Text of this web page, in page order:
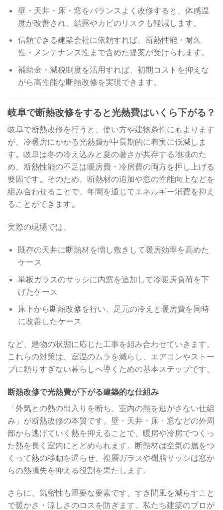
壁・天井・床・窓をバランスよく改修すると、体感温
度が改善され、結露やカビのリスクも軽減します。
信頼できる建築会社に依頼すれば、断熱性能・耐久
性・メンテナンス性まで含めた提案が受けられます。
補助金・減税制度を活用すれば、初期コストを抑えな
がら高性能な断熱改修を実現できます。
岐阜で断熱改修をすると光熱費はいくら下がる？
岐阜で断熱改修を行うと、使い方や建物条件にもよります
が、冷暖房にかかる光熱費が中長期的に着実に低減しま
す。岐阜は冬の冷え込みと夏の暑さが共存する地域のた
め、断熱性能の不足は暖房費・冷房費の両方を押し上げる
要因です。そのため、断熱材の追加や窓の性能向上などを
組み合わせることで、年間を通じてエネルギー消費を抑え
ることができます。
実際の現場では、
既存の天井に断熱材を増し敷きして暖房効率を高めた
ケース
単板ガラスのサッシに内窓を追加して冷暖房負荷を下
げたケース
床下から断熱改修を行い、足元の冷えと暖房費を同時
に改善したケース
など、建物の状態に応じた工事を組み合わせていきます。
これらの対策は、室温のムラを減らし、エアコンやストー
ブに頼りすぎない暮らしへ導くための基本ステップです。
断熱改修で光熱費が下がる建築的な仕組み
「外気との熱の出入りを断ち、室内の熱を逃がさない仕組
み」が断熱改修の本質です。壁・天井・床・窓などの外周
部から逃げていく熱を抑えることで、暖房や冷房でつくっ
た熱を長く室内にとどめられます。断熱材は空気の層をつ
くって熱の移動を遅らせ、複層ガラスや樹脂サッシは窓か
らの熱損失を抑える役割を果たします。
さらに、気密性も重要な要素です。すき間風を減らすこと
で暖かさ・涼しさのロスを防ぎます。私たち建築のプロが